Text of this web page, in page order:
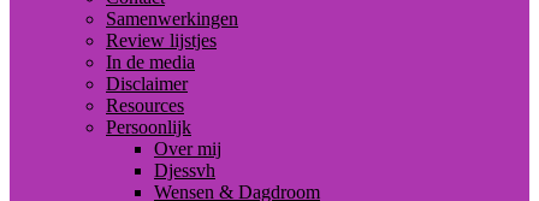
Samenwerkingen
Review lijstjes
In de media
Disclaimer
Resources
Persoonlijk
Over mij
Djessvh
Wensen & Dagdroom